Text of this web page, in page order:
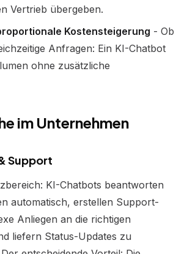
Vertrieb übergeben.
Kostensteigerung - Ob
Anfragen: Ein KI-Chatbot
ohne zusätzliche
im Unternehmen
Support
KI-Chatbots beantworten
automatisch, erstellen Support-
Anliegen an die richtigen
liefern Status-Updates zu